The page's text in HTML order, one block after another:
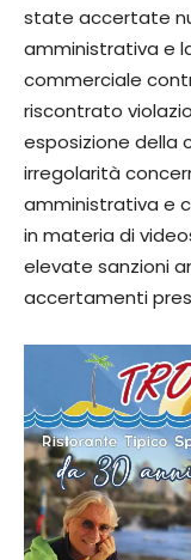
state accertate
amministrativa e
commerciale
riscontrato
esposizione della
irregolarità
amministrativa e
in materia di
elevate sanzioni
accertamenti